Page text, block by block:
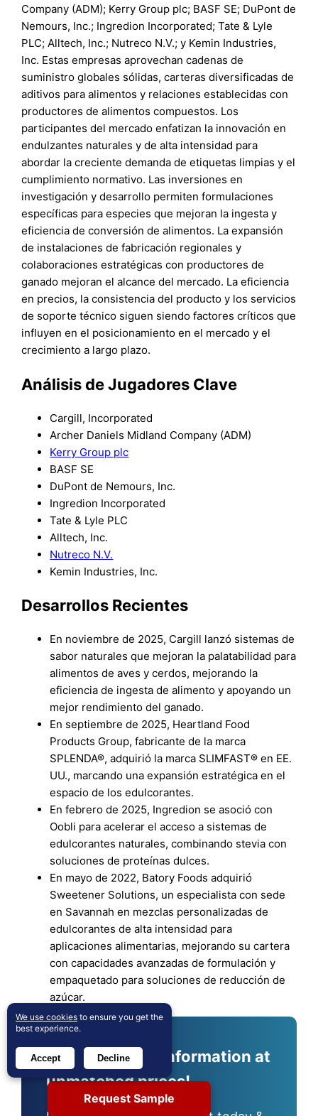
Company (ADM); Kerry Group plc; BASF SE; DuPont de
Nemours, Inc.; Ingredion Incorporated; Tate & Lyle
PLC; Alltech, Inc.; Nutreco N.V.; y Kemin Industries,
Inc. Estas empresas aprovechan cadenas de
suministro globales sólidas, carteras diversificadas de
aditivos para alimentos y relaciones establecidas con
productores de alimentos compuestos. Los
participantes del mercado enfatizan la innovación en
endulzantes naturales y de alta intensidad para
abordar la creciente demanda de etiquetas limpias y el
cumplimiento normativo. Las inversiones en
investigación y desarrollo permiten formulaciones
específicas para especies que mejoran la ingesta y
eficiencia de conversión de alimentos. La expansión
de instalaciones de fabricación regionales y
colaboraciones estratégicas con productores de
ganado mejoran el alcance del mercado. La eficiencia
en precios, la consistencia del producto y los servicios
de soporte técnico siguen siendo factores críticos que
influyen en el posicionamiento en el mercado y el
crecimiento a largo plazo.
Análisis de Jugadores Clave
Cargill, Incorporated
Archer Daniels Midland Company (ADM)
Kerry Group plc
BASF SE
DuPont de Nemours, Inc.
Ingredion Incorporated
Tate & Lyle PLC
Alltech, Inc.
Nutreco N.V.
Kemin Industries, Inc.
Desarrollos Recientes
En noviembre de 2025, Cargill lanzó sistemas de
sabor naturales que mejoran la palatabilidad para
alimentos de aves y cerdos, mejorando la
eficiencia de ingesta de alimento y apoyando un
mejor rendimiento del ganado.
En septiembre de 2025, Heartland Food
Products Group, fabricante de la marca
SPLENDA®, adquirió la marca SLIMFAST® en EE.
UU., marcando una expansión estratégica en el
espacio de los edulcorantes.
En febrero de 2025, Ingredion se asoció con
Oobli para acelerar el acceso a sistemas de
edulcorantes naturales, combinando stevia con
soluciones de proteínas dulces.
En mayo de 2022, Batory Foods adquirió
Sweetener Solutions, un especialista con sede
en Savannah en mezclas personalizadas de
edulcorantes de alta intensidad para
aplicaciones alimentarias, mejorando su cartera
con capacidades avanzadas de formulación y
empaquetado para soluciones de reducción de
azúcar.
Access crucial information at
unmatched prices!
Request Sample
We use cookies to ensure you get the
best experience.
Accept Decline